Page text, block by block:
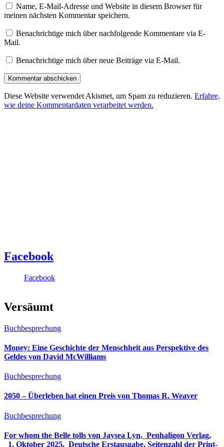
Name, E-Mail-Adresse und Website in diesem Browser für
meinen nächsten Kommentar speichern.
Benachrichtige mich über nachfolgende Kommentare via E-
Mail.
Benachrichtige mich über neue Beiträge via E-Mail.
Diese Website verwendet Akismet, um Spam zu reduzieren. Erfahre,
wie deine Kommentardaten verarbeitet werden.
Facebook
Facebook
Versäumt
Buchbesprechung
Money: Eine Geschichte der Menschheit aus Perspektive des
Geldes von David McWilliams
Buchbesprechung
2050 – Überleben hat einen Preis von Thomas R. Weaver
Buchbesprechung
For whom the Belle tolls von Jaysea Lyn, ‎ Penhaligon Verlag,
‎ 1. Oktober 2025, ‎ Deutsche Erstausgabe, Seitenzahl der Print-